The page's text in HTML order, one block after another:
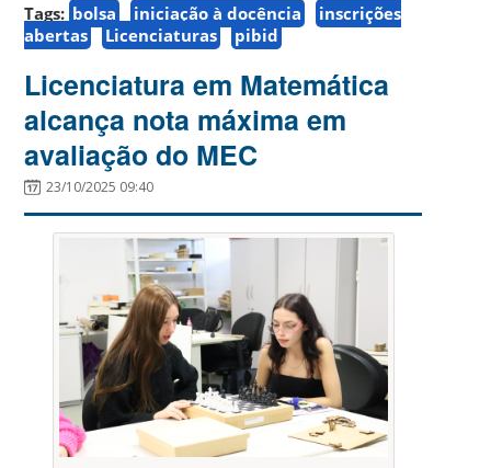
Tags: bolsa iniciação à docência
inscrições
abertas
Licenciaturas pibid
Licenciatura em Matemática
alcança nota máxima em
avaliação do MEC
23/10/2025 09:40